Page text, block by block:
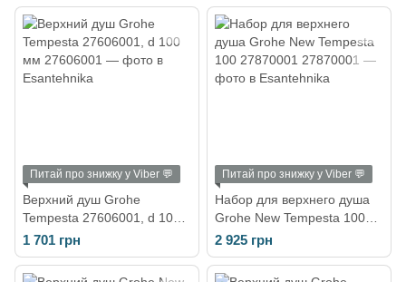
Питай про знижку у Viber 💬
Верхний душ Grohe
Tempesta 27606001, d 100
мм
1 701 грн
Питай про знижку у Viber 💬
Набор для верхнего душа
Grohe New Tempesta 100
27870001
2 925 грн